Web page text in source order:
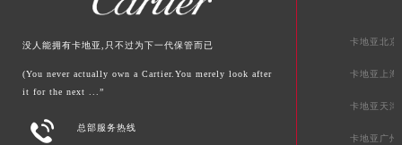
没人能拥有卡地亚,只不过为下一代保管而已
(You never actually own a Cartier.You merely look after
it for the next ...”
 总部服务热线
卡地亚北京
卡地亚上海
卡地亚天津
卡地亚广州